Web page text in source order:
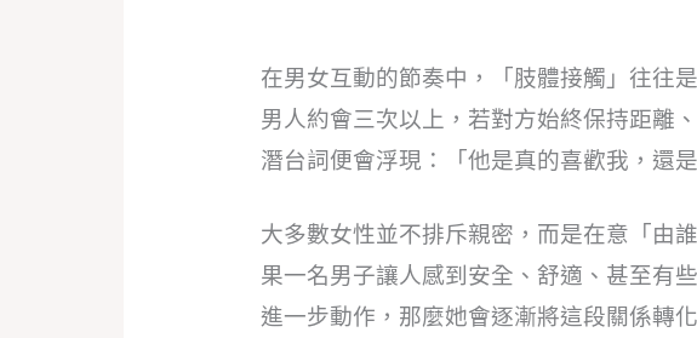
在男女互動的節奏中，「肢體接觸」往往
男人約會三次以上，若對方始終保持距離
潛台詞便會浮現：「他是真的喜歡我，還
大多數女性並不排斥親密，而是在意「由
果一名男子讓人感到安全、舒適、甚至有
進一步動作，那麼她會逐漸將這段關係轉